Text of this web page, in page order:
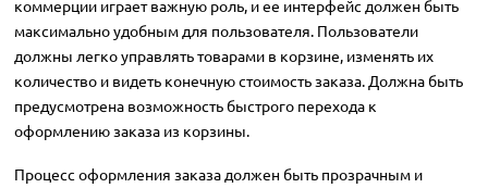
коммерции играет важную роль, и ее интерфейс должен быть
максимально удобным для пользователя. Пользователи
должны легко управлять товарами в корзине, изменять их
количество и видеть конечную стоимость заказа. Должна быть
предусмотрена возможность быстрого перехода к
оформлению заказа из корзины.
Процесс оформления заказа должен быть прозрачным и